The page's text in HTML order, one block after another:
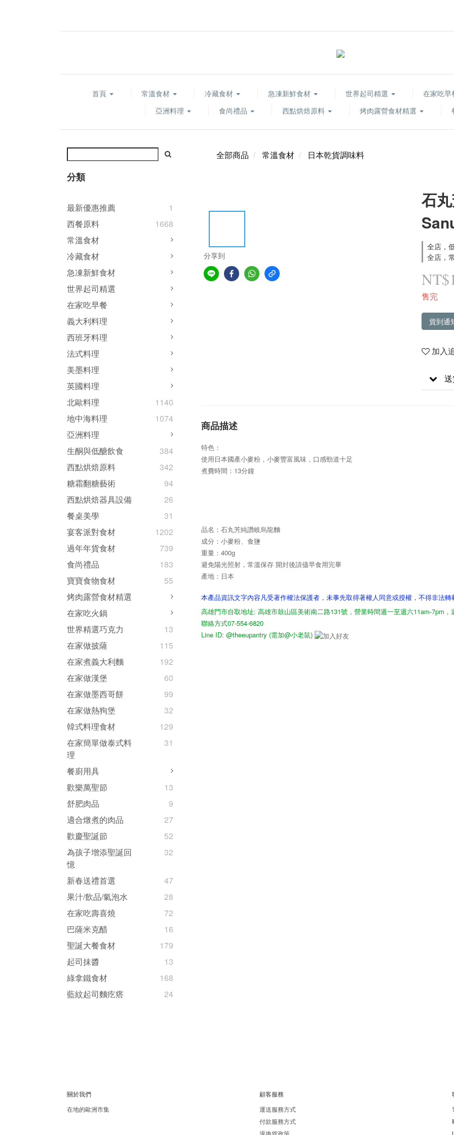
首頁 常溫食材 冷藏食材 急凍新鮮食材 世界起司精選 在家吃早
亞洲料理
食尚禮品 西點烘焙原料 烤肉露營食材精選
分類
最新優惠推薦
1
西餐原料
1668
常溫食材
冷藏食材
急凍新鮮食材
世界起司精選
在家吃早餐
義大利料理
西班牙料理
法式料理
美墨料理
英國料理
北歐料理
1140
地中海料理
1074
亞洲料理
生酮與低醣飲食
384
西點烘焙原料
342
糖霜翻糖藝術
94
西點烘焙器具設備
26
餐桌美學
31
宴客派對食材
1202
過年年貨食材
739
食尚禮品
183
寶寶食物食材
55
烤肉露營食材精選
在家吃火鍋
世界精選巧克力
13
在家做披薩
115
在家煮義大利麵
192
在家做漢堡
60
在家做墨西哥餅
99
在家做熱狗堡
32
韓式料理食材
129
在家簡單做泰式料
理
31
餐廚用具
歡樂萬聖節
13
舒肥肉品
9
適合燉煮的肉品
27
歡慶聖誕節
52
為孩子增添聖誕回
憶
32
新春送禮首選
47
果汁/飲品/氣泡水
28
在家吃壽喜燒
72
巴薩米克醋
16
聖誕大餐食材
179
起司抹醬
13
綠拿鐵食材
168
藍紋起司麵疙瘩
24
全部商品 常溫食材 日本乾貨調味料
分享到
石
全店，
全店，
售完
貨到通
加入
商品描述
特色：
使用日本國產小麥粉，小麥豐富風味，口感勁道十足
煮費時間：13分鐘
品名：石丸芳純讚岐烏龍麵
成分：小麥粉、食鹽
重量：400g
避免陽光照射，常溫保存 開封後請儘早食用完畢
產地：日本
本產品資訊文字內容凡受著作權法保護者，未事先取得著權人同意或授權，不得非法轉
高雄門市自取地址: 高雄市鼓山區美術南二路131號，營業時間週一至週六11am-7pm，
聯絡方式07-554-6820
Line ID: @theeupantry (需加@小老鼠)
關於我們
在地的歐洲市集
顧客服務
運送服務方式
付款服務方式